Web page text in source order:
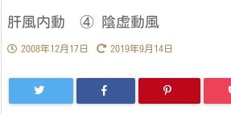
肝風内動 ④ 陰虚動風
2008年12月17日 2019年9月14日